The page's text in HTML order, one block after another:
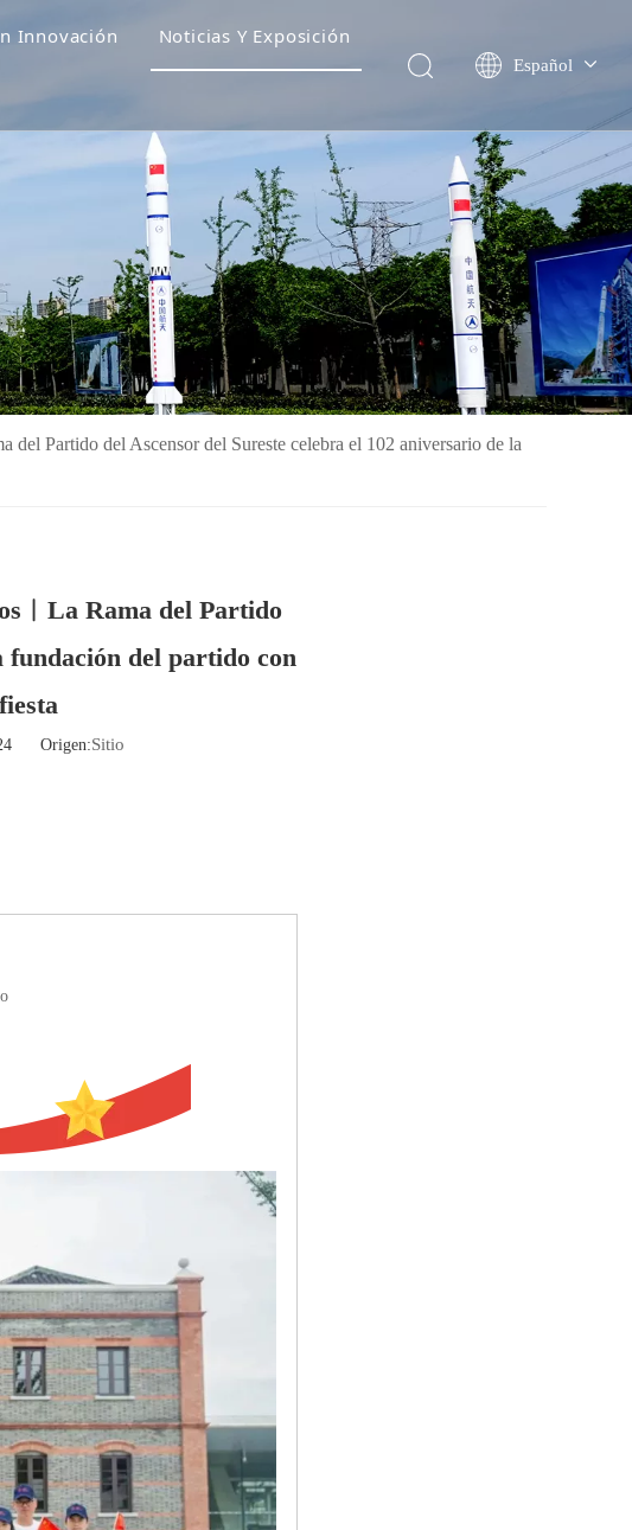
Innovación Noticias Y Exposición
Español
简体中文
Pусский
Partido del Ascensor del Sureste celebra el 102 aniversario de la
Rama del Partido
fundación del partido con
24 Origen:Sitio